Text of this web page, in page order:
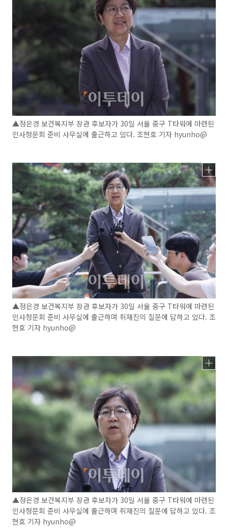
▲정은경 보건복지부 장관 후보자가 30일 서울 중구 T타워에 마련된
인사청문회 준비 사무실에 출근하고 있다. 조현호 기자 hyunho@
▲정은경 보건복지부 장관 후보자가 30일 서울 중구 T타워에 마련된
인사청문회 준비 사무실에 출근하며 취재진의 질문에 답하고 있다. 조
현호 기자 hyunho@
▲정은경 보건복지부 장관 후보자가 30일 서울 중구 T타워에 마련된
인사청문회 준비 사무실에 출근하며 취재진의 질문에 답하고 있다. 조
현호 기자 hyunho@